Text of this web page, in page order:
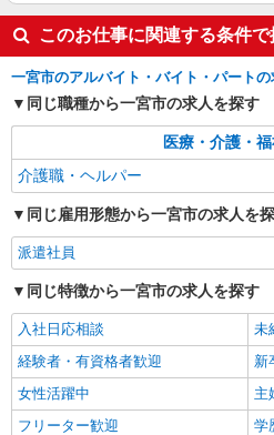
株式会社kotrio /●NG-H-1811952
毎日1万円＊デイ
時給1500円〜
通費全支給(ガソリ
一宮市
キープ
派遣社員
株式会社kotrio /●NG-H-1907547
一宮市*デイでの
につけて長く働く♪
時給1500円〜
通費全支給(ガソリ
キープ
このお仕事に関連する条件で
一宮市のアルバイト・バイト・パート
同じ職種から一宮市の求人を探す
医療・介護・
介護職・ヘルパー
同じ雇用形態から一宮市の求人を
派遣社員
同じ特徴から一宮市の求人を探す
入社日応相談
未
経験者・有資格者歓迎
新
女性活躍中
主
フリーター歓迎
学